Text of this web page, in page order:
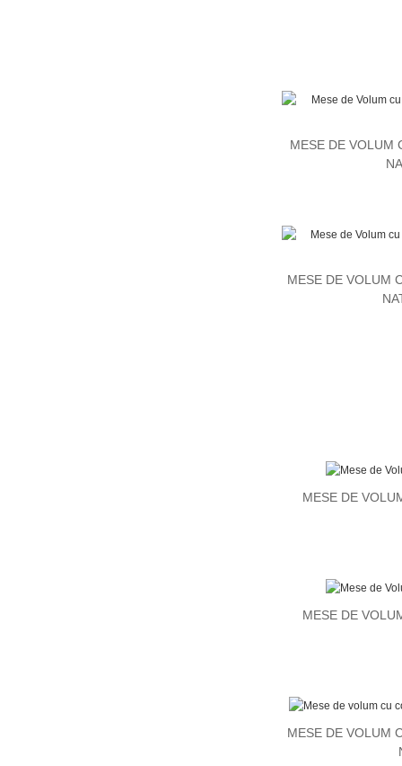
MESE DE VOLUM
MESE DE VOLUM
MESE DE
MESE DE
MESE DE VOLUM